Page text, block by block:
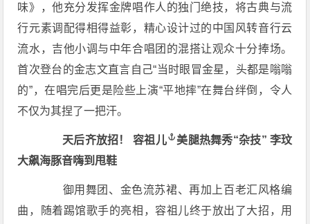
味》，他充分发挥金牌唱作人的独门绝技，将古典与流
行元素调配得相得益彰，精心设计过的中国风转音行云
流水，吉他小调与中年合唱团的混搭让观众十分捧场。
首次登台的金志文直言自己“当时眼冒金星，头都是嗡嗡
的”，在唱完后更是险些上演“平地摔”在舞台绊倒，令人
不仅为其捏了一把汗。
天后齐放招！容祖儿
美腿热舞秀“杂技” 李玟
大飙海豚音嗨到甩鞋
御用舞团、金色流苏裙、再加上百老汇风格编
曲，随着踢馆歌手的亮相，容祖儿终于放出了大招，用